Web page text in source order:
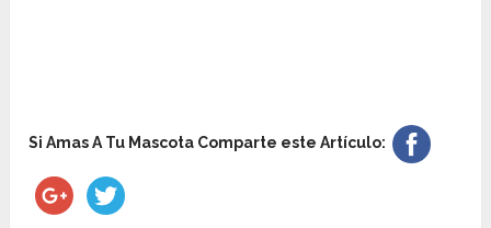
Si Amas A Tu Mascota Comparte este Artículo: